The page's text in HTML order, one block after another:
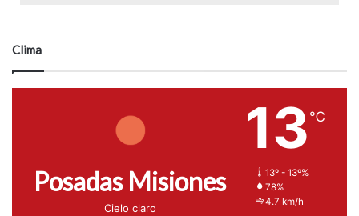
Clima
Posadas Misiones
Cielo claro
13 ℃
13º - 13º%
78%
4.7 km/h